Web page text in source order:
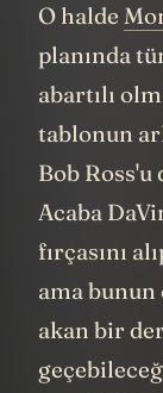
O halde
planında
abartılı
tablonun
Bob
Acaba
fırçasını
ama bunun
akan bir